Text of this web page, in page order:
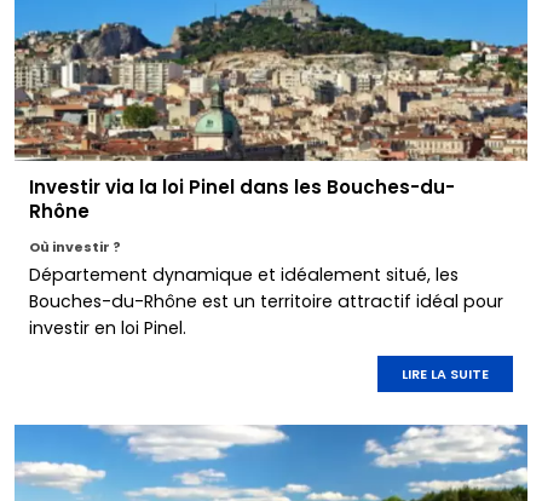
Investir via la loi Pinel dans les Bouches-du-
Rhône
Où investir ?
Département dynamique et idéalement situé, les
Bouches-du-Rhône est un territoire attractif idéal pour
investir en loi Pinel.
LIRE LA SUITE